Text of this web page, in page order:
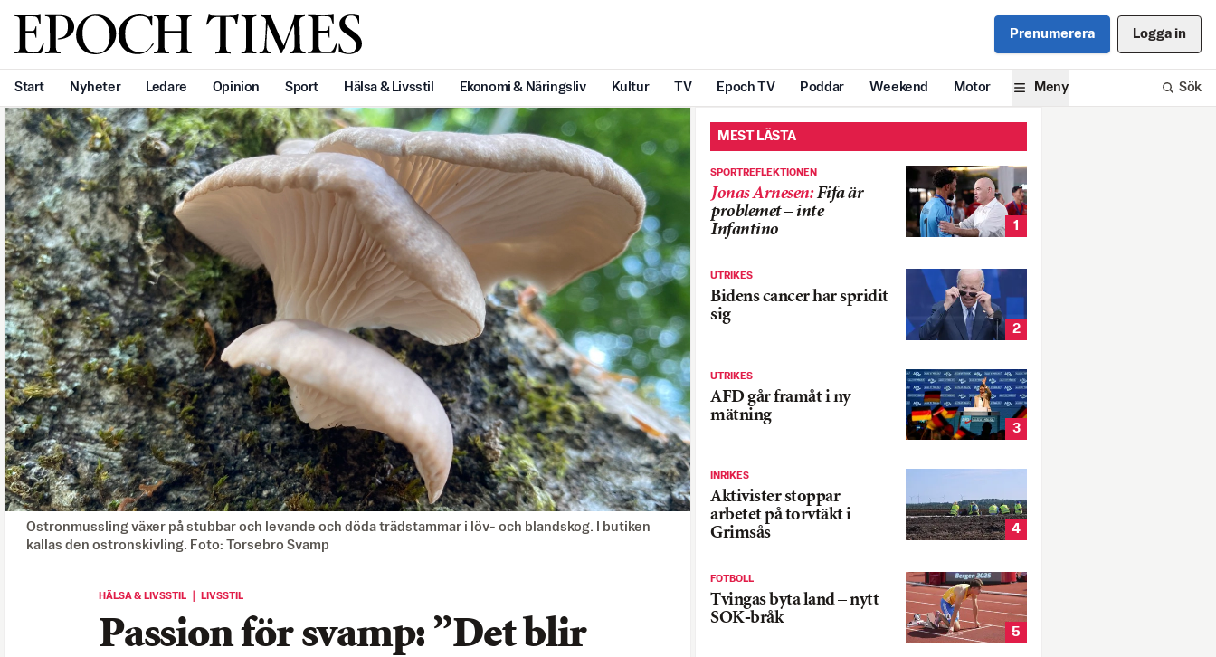
Svenska Epoch Times Prenumerera Logga in
Start Nyheter Ledare Opinion Sport Hälsa & Livsstil Ekonomi & Näringsliv Kultur TV Epoch TV Poddar Weekend Motor Meny Sök
Ostronmussling växer på stubbar och levande och döda trädstammar i löv- och blandskog. I butiken
kallas den ostronskivling. Foto: Torsebro Svamp
HÄLSA & LIVSSTIL ｜ LIVSSTIL
Passion för svamp: ”Det blir
MEST LÄSTA
SPORTREFLEKTIONEN
Jonas Arnesen:Fifa är
problemet – inte
Infantino
1
UTRIKES
Bidens cancer har spridit
sig
2
UTRIKES
AFD går framåt i ny
mätning
3
INRIKES
Aktivister stoppar
arbetet på torvtäkt i
Grimsås
4
FOTBOLL
Tvingas byta land – nytt
SOK-bråk
5